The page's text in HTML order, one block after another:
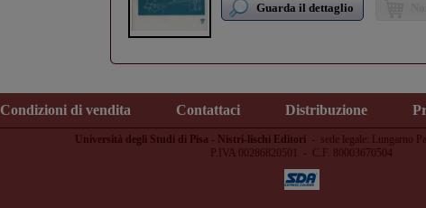
Guarda il dettaglio
Condizioni di vendita Contattaci Distribuzione
Università degli Studi di Pisa - Nistri-lischi Editori - sede legale: Lungarno
P.IVA 00286820501 - C.F. 80003670504